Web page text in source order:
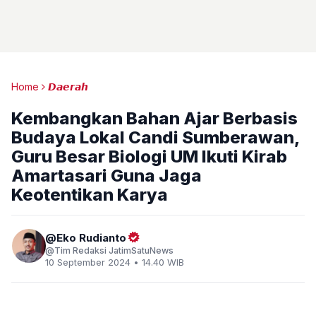
Home 𝘿𝙖𝙚𝙧𝙖𝙝
Kembangkan Bahan Ajar Berbasis
Budaya Lokal Candi Sumberawan,
Guru Besar Biologi UM Ikuti Kirab
Amartasari Guna Jaga
Keotentikan Karya
Eko Rudianto
Tim Redaksi JatimSatuNews
10 September 2024 • 14.40 WIB